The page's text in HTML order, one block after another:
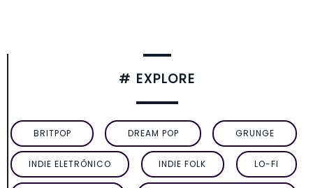
# EXPLORE
BRITPOP DREAM POP GRUNGE
INDIE ELETRÔNICO INDIE FOLK LO-FI